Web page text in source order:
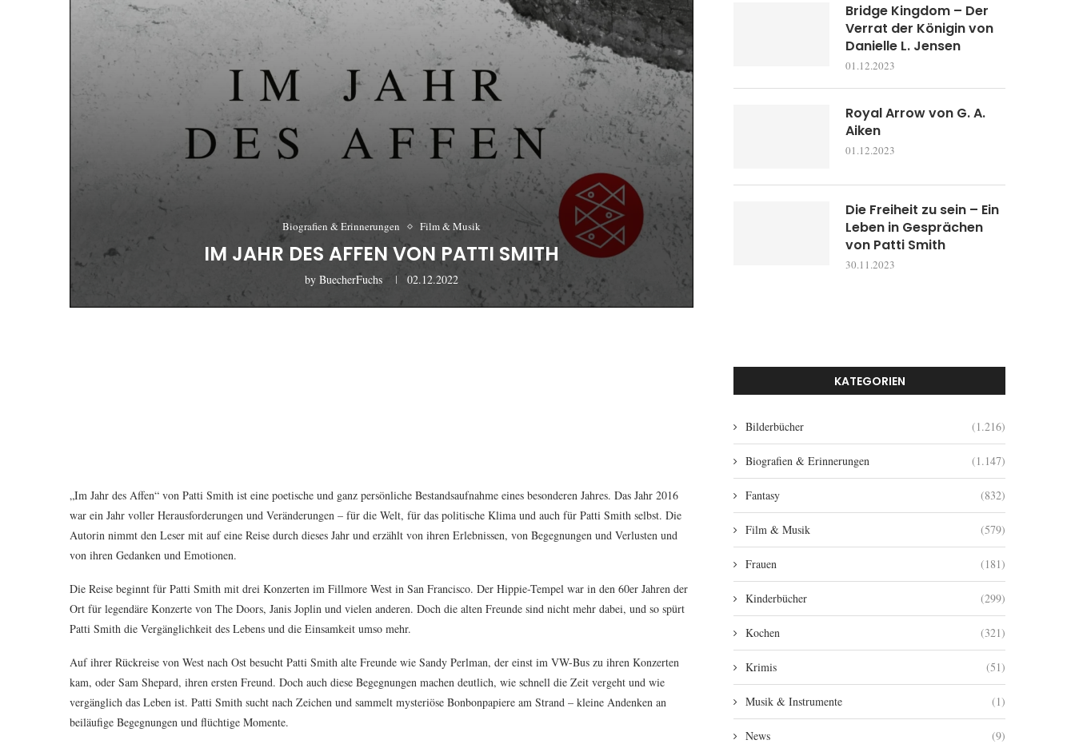
Biografien & Erinnerungen Film & Musik
IM JAHR DES AFFEN VON PATTI SMITH
by BuecherFuchs 02.12.2022
„Im Jahr des Affen“ von Patti Smith ist eine poetische und ganz persönliche Bestandsaufnahme eines besonderen Jahres. Das Jahr 2016
war ein Jahr voller Herausforderungen und Veränderungen – für die Welt, für das politische Klima und auch für Patti Smith selbst. Die
Autorin nimmt den Leser mit auf eine Reise durch dieses Jahr und erzählt von ihren Erlebnissen, von Begegnungen und Verlusten und
von ihren Gedanken und Emotionen.
Die Reise beginnt für Patti Smith mit drei Konzerten im Fillmore West in San Francisco. Der Hippie-Tempel war in den 60er Jahren der
Ort für legendäre Konzerte von The Doors, Janis Joplin und vielen anderen. Doch die alten Freunde sind nicht mehr dabei, und so spürt
Patti Smith die Vergänglichkeit des Lebens und die Einsamkeit umso mehr.
Auf ihrer Rückreise von West nach Ost besucht Patti Smith alte Freunde wie Sandy Perlman, der einst im VW-Bus zu ihren Konzerten
kam, oder Sam Shepard, ihren ersten Freund. Doch auch diese Begegnungen machen deutlich, wie schnell die Zeit vergeht und wie
vergänglich das Leben ist. Patti Smith sucht nach Zeichen und sammelt mysteriöse Bonbonpapiere am Strand – kleine Andenken an
beiläufige Begegnungen und flüchtige Momente.
Bridge Kingdom – Der
Verrat der Königin von
Danielle L. Jensen
01.12.2023
Royal Arrow von G. A.
Aiken
01.12.2023
Die Freiheit zu sein – Ein
Leben in Gesprächen
von Patti Smith
30.11.2023
KATEGORIEN
Bilderbücher (1.216)
Biografien & Erinnerungen (1.147)
Fantasy (832)
Film & Musik (579)
Frauen (181)
Kinderbücher (299)
Kochen (321)
Krimis (51)
Musik & Instrumente (1)
News (9)